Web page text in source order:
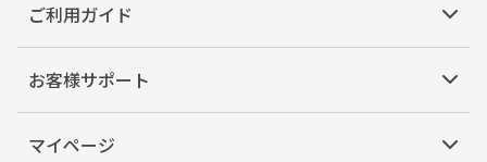
ご利用ガイド
お客様サポート
マイページ